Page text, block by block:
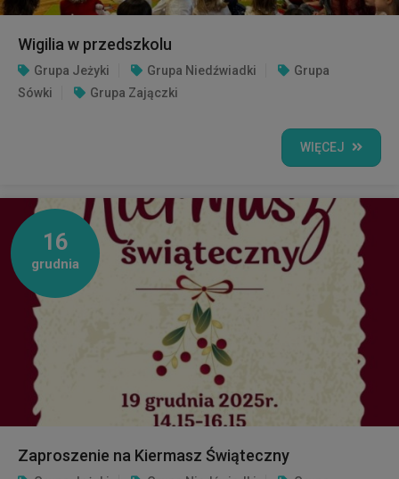
Wigilia w przedszkolu
Grupa Jeżyki Grupa Niedźwiadki
Grupa
Sówki
Grupa Zajączki
WIĘCEJ
16
grudnia
Zaproszenie na Kiermasz Świąteczny